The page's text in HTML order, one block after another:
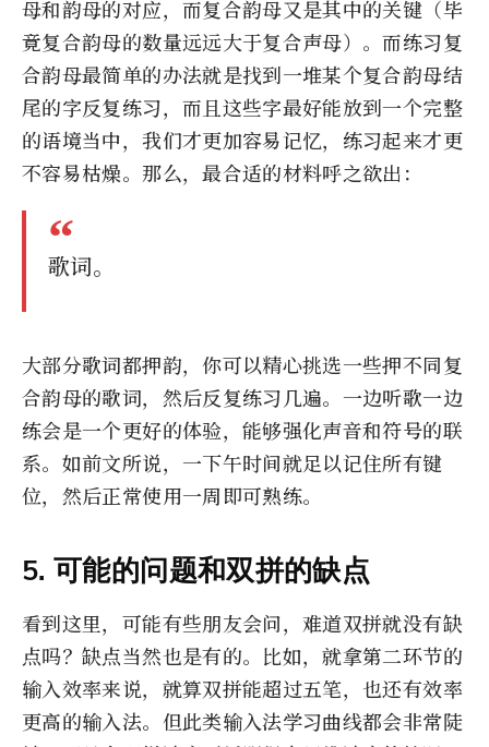
母和韵母的对应，而复合韵母又是其中的关键（毕
竟复合韵母的数量远远大于复合声母）。而练习复
合韵母最简单的办法就是找到一堆某个复合韵母结
尾的字反复练习，而且这些字最好能放到一个完整
的语境当中，我们才更加容易记忆，练习起来才更
不容易枯燥。那么，最合适的材料呼之欲出：
歌词。
大部分歌词都押韵，你可以精心挑选一些押不同复
合韵母的歌词，然后反复练习几遍。一边听歌一边
练会是一个更好的体验，能够强化声音和符号的联
系。如前文所说，一下午时间就足以记住所有键
位，然后正常使用一周即可熟练。
5. 可能的问题和双拼的缺点
看到这里，可能有些朋友会问，难道双拼就没有缺
点吗？缺点当然也是有的。比如，就拿第二环节的
输入效率来说，就算双拼能超过五笔，也还有效率
更高的输入法。但此类输入法学习曲线都会非常陡